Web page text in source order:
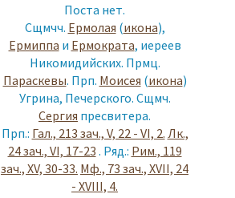
Поста нет.
Сщмчч. Ермолая (икона),
Ермиппа и Ермократа, иереев
Никомидийских. Прмц.
Параскевы. Прп. Моисея (икона)
Угрина, Печерского. Сщмч.
Сергия пресвитера.
Прп.: Гал., 213 зач., V, 22 - VI, 2. Лк.,
24 зач., VI, 17-23 . Ряд.: Рим., 119
зач., XV, 30-33. Мф., 73 зач., XVII, 24
- XVIII, 4.